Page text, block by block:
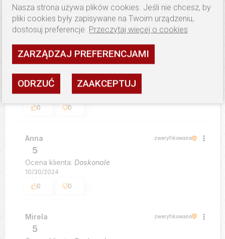
super!!!
5/14/2024
0
0
Hanna
5
Ocena klienta: Doskonale
12/4/2024
0
0
Anna zweryfikowano
5
Ocena klienta: Doskonale
10/30/2024
0
0
Mirela zweryfikowano
5
Nasza strona używa plików cookies. Jeśli nie chcesz, by
pliki cookies były zapisywane na Twoim urządzeniu,
dostosuj preferencje. Przeczytaj więcej o cookies
ZARZĄDZAJ PREFERENCJAMI
ODRZUĆ ZAAKCEPTUJ